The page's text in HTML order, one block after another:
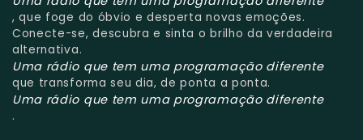
, que foge do óbvio e desperta novas emoções.
Conecte-se, descubra e sinta o brilho da verdadeira
alternativa.
Uma rádio que tem uma programação diferente
que transforma seu dia, de ponta a ponta.
Uma rádio que tem uma programação diferente
.